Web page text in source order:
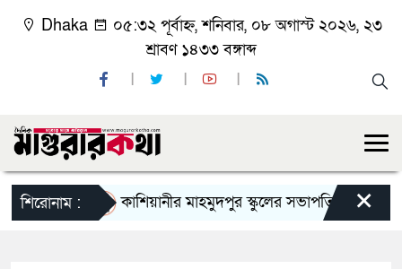
Dhaka
০৫:৩২ পূর্বাহ্ন, শনিবার, ০৮ অগাস্ট ২০২৬, ২৩
শ্রাবণ ১৪৩৩ বঙ্গাব্দ
শিরোনাম : কাশিয়ানীর মাহমুদপুর স্কুলের সভাপতি হলেন গোবিন্দ
×